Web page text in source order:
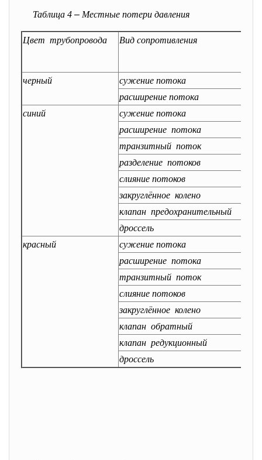
Таблица 4 – Местные потери давления
Цвет трубопровода Вид сопротивления
черный сужение потока
расширение потока
синий
сужение потока
расширение потока
транзитный поток
разделение потоков
слияние потоков
закруглённое колено
клапан предохранительный
дроссель
красный
сужение потока
расширение потока
транзитный поток
слияние потоков
закруглённое колено
клапан обратный
клапан редукционный
дроссель